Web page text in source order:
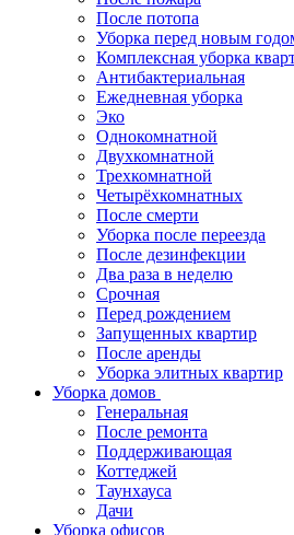
После потопа
Уборка перед новым
Комплексная уборка
Антибактериальная
Ежедневная уборка
Эко
Однокомнатной
Двухкомнатной
Трехкомнатной
Четырёхкомнатных
После смерти
Уборка после переезда
После дезинфекции
Два раза в неделю
Срочная
Перед рождением
Запущенных квартир
После аренды
Уборка элитных квартир
Уборка домов
Генеральная
После ремонта
Поддерживающая
Коттеджей
Таунхауса
Дачи
Уборка офисов